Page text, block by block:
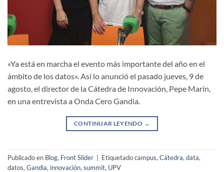
«Ya está en marcha el evento más importante del año en el
ámbito de los datos». Así lo anunció el pasado jueves, 9 de
agosto, el director de la Cátedra de Innovación, Pepe Marín,
en una entrevista a Onda Cero Gandia.
CONTINUAR LEYENDO →
Publicado en Blog, Front Slider Etiquetadocampus, Cátedra, data,
datos, Gandia, innovación, summit, UPV